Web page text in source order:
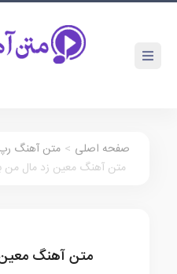
صفحه اصلی > متن آهنگ
متن آهنگ معین زد مال
متن آهنگ